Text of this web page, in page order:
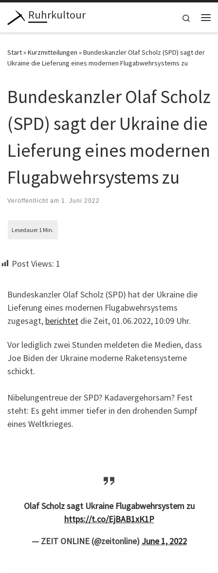
Zum Inhalt springen
Ruhrkultour
Search
Start»Kurzmitteilungen »Bundeskanzler Olaf Scholz (SPD) sagt der
Ukraine die Lieferung eines modernen Flugabwehrsystems zu
Bundeskanzler Olaf Scholz
(SPD) sagt der Ukraine die
Lieferung eines modernen
Flugabwehrsystems zu
Veröffentlicht am 1. Juni 2022
Post Views: 1
Bundeskanzler Olaf Scholz (SPD) hat der Ukraine die
Lieferung eines modernen Flugabwehrsystems
zugesagt, berichtet die Zeit, 01.06.2022, 10:09 Uhr.
Vor lediglich zwei Stunden meldeten die Medien, dass
Joe Biden der Ukraine moderne Raketensysteme
schickt.
Nibelungentreue der SPD? Kadavergehorsam? Fest
steht: Es geht immer tiefer in den drohenden Sumpf
eines Weltkrieges.
Olaf Scholz sagt Ukraine Flugabwehrsystem zu
https://t.co/EjBAB1xK1P
— ZEIT ONLINE (@zeitonline) June 1, 2022